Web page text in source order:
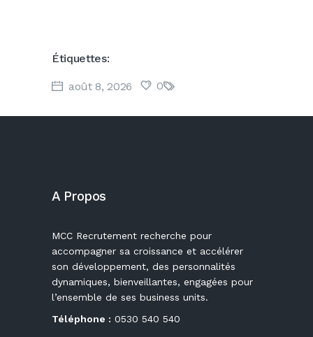
Étiquettes:
août 8, 2026 0
A Propos
MCC Recrutement recherche pour
accompagner sa croissance et accélérer
son développement, des personnalités
dynamiques, bienveillantes, engagées pour
l’ensemble de ses business units.
Téléphone : 0530 540 540